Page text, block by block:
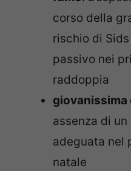
corso della
rischio di
passivo nei
raddoppia
giovanissima
assenza di
adeguata nel
natale